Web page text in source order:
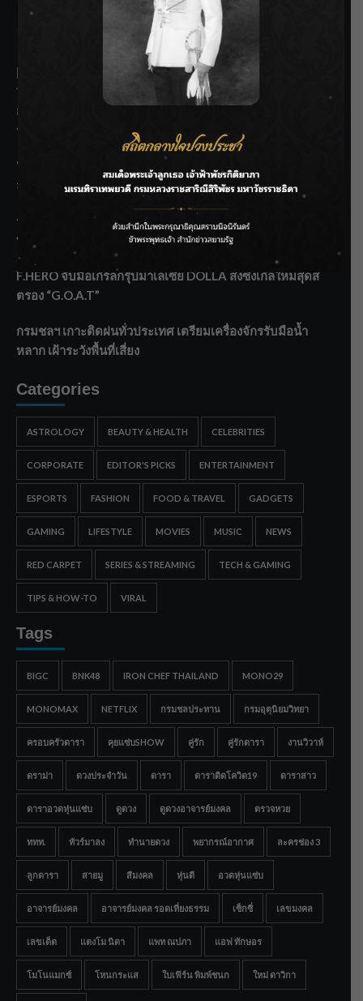
THE BEST ENTERTAINMENT
Recent Posts
กรมชลฯ รับฟังประชาชน ติดตามแก้ปัญหาโครงการประตู
ระบายน้ำศรีสองรักฯ
‘แมน การิน’ แชร์ความเชื่อชวนคิด! “อยากกินอะไรหลังจาก
ลาโลกนี้ ให้ใส่บาตรสิ่งนั้นไว้ตอนยังมีชีวิต”
ราชเลขานุการในพระองค์ฯ ติดตามโครงการหุบกะพง–ห้วย
ทรายใต้ เสริมความมั่นคงน้ำเพชรบุรี
F.HERO จับมือเกิร์ลกรุ๊ปมาเลเซีย DOLLA ส่งซิงเกิลใหม่สุดส
ตรอง “G.O.A.T”
กรมชลฯ เกาะติดฝนทั่วประเทศ เตรียมเครื่องจักรรับมือน้ำ
หลาก เฝ้าระวังพื้นที่เสี่ยง
Categories
ASTROLOGY BEAUTY & HEALTH CELEBRITIES
CORPORATE EDITOR'S PICKS ENTERTAINMENT
ESPORTS FASHION FOOD & TRAVEL GADGETS
GAMING LIFESTYLE MOVIES MUSIC NEWS
RED CARPET SERIES & STREAMING TECH & GAMING
TIPS & HOW-TO VIRAL
Tags
BIGC BNK48 IRON CHEF THAILAND MONO29
MONOMAX NETFLIX กรมชลประทาน กรมอุตุนิยมวิทยา
ครอบครัวดารา คุยแซ่บSHOW คู่รัก คู่รักดารา งานวิวาห์
ดราม่า ดวงประจำวัน ดารา ดาราติดโควิด19 ดาราสาว
ดาราอวดหุ่นแซ่บ ดูดวง ดูดวงอาจารย์มงคล ตรวจหวย
ททท. ทัวร์มาลง ทำนายดวง พยากรณ์อากาศ ละครช่อง 3
ลูกดารา สายมู สีมงคล หุ่นดี อวดหุ่นแซ่บ
อาจารย์มงคล อาจารย์มงคล รอดเที่ยงธรรม เซ็กซี่ เลขมงคล
เลขเด็ด แตงโม นิดา แพท ณปภา แอฟ ทักษอร
โมโนแมกซ์ โหนกระแส ใบเฟิร์น พิมพ์ชนก ใหม่ ดาวิกา